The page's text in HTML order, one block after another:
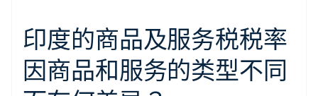
印度的商品及服务税税率
因商品和服务的类型不同